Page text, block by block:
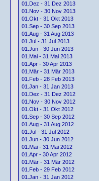
01.Dez - 31 Dez 2013
01.Nov - 30 Nov 2013
01.Okt - 31 Okt 2013
01.Sep - 30 Sep 2013
01.Aug - 31 Aug 2013
01.Jul - 31 Jul 2013
01.Jun - 30 Jun 2013
01.Mai - 31 Mai 2013
01.Apr - 30 Apr 2013
01.Mär - 31 Mär 2013
01.Feb - 28 Feb 2013
01.Jan - 31 Jan 2013
01.Dez - 31 Dez 2012
01.Nov - 30 Nov 2012
01.Okt - 31 Okt 2012
01.Sep - 30 Sep 2012
01.Aug - 31 Aug 2012
01.Jul - 31 Jul 2012
01.Jun - 30 Jun 2012
01.Mai - 31 Mai 2012
01.Apr - 30 Apr 2012
01.Mär - 31 Mär 2012
01.Feb - 29 Feb 2012
01.Jan - 31 Jan 2012